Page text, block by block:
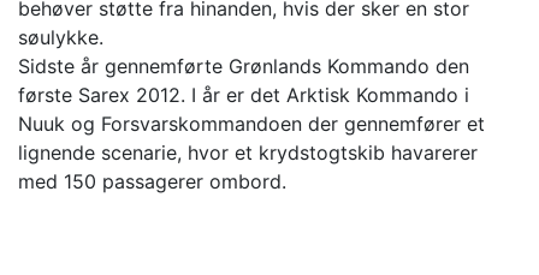
behøver støtte fra hinanden, hvis der sker en stor
søulykke.
Sidste år gennemførte Grønlands Kommando den
første Sarex 2012. I år er det Arktisk Kommando i
Nuuk og Forsvarskommandoen der gennemfører et
lignende scenarie, hvor et krydstogtskib havarerer
med 150 passagerer ombord.